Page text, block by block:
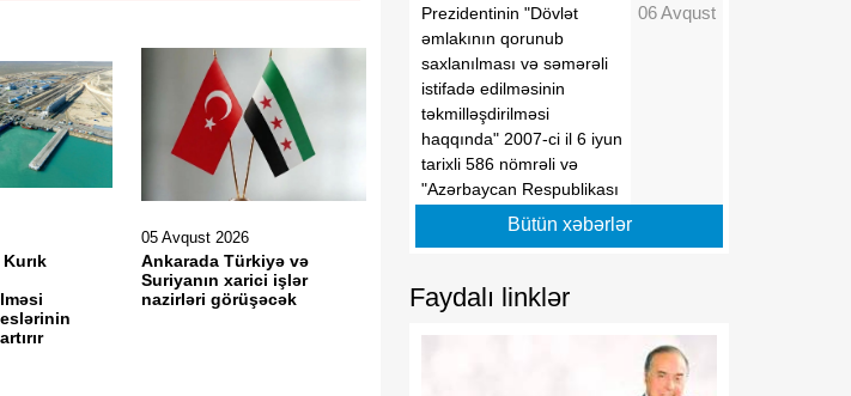
05 Avqust 2026
Ankarada Türkiyə və
Suriyanın xarici işlər
nazirləri görüşəcək
Prezidentinin "Dövlət
əmlakının qorunub
saxlanılması və səmərəli
istifadə edilməsinin
təkmilləşdirilməsi
haqqında" 2007-ci il 6 iyun
tarixli 586 nömrəli və
"Azərbaycan Respublikası
İqtisadiyyat Nazirliyinin
Respublikasının
İqtisadiyyat Nazirliyi
haqqında Əsasnamə"nin
06 Avqust
Bütün xəbərlər
Faydalı linklər